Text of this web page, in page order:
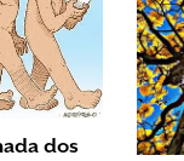
dos